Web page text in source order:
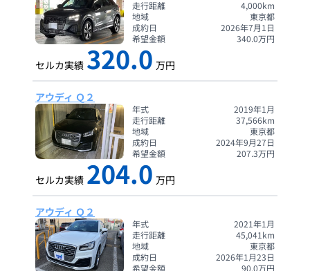
走行距離
4,000km
地域
東京都
成約日
2026年7月1日
希望金額
340.0万円
セルカ実績 320.0 万円
アウディ Ｑ２
年式
2019年1月
走行距離
37,566km
地域
東京都
成約日
2024年9月27日
希望金額
207.3万円
セルカ実績 204.0 万円
アウディ Ｑ２
年式
2021年1月
走行距離
45,041 km
地域
東京都
成約日
2026年1月23日
希望金額
90.0万円